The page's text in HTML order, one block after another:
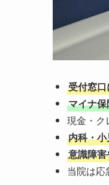
受付窓
マイナ
現金・ク
内科・
意識障
当院は